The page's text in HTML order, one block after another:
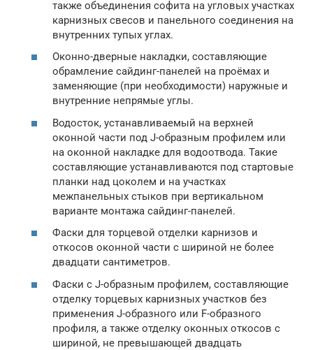
также объединения софита на угловых участках
карнизных свесов и панельного соединения на
внутренних тупых углах.
Оконно-дверные накладки, составляющие
обрамление сайдинг-панелей на проёмах и
заменяющие (при необходимости) наружные и
внутренние непрямые углы.
Водосток, устанавливаемый на верхней
оконной части под J-образным профилем или
на оконной накладке для водоотвода. Такие
составляющие устанавливаются под стартовые
планки над цоколем и на участках
межпанельных стыков при вертикальном
варианте монтажа сайдинг-панелей.
Фаски для торцевой отделки карнизов и
откосов оконной части с шириной не более
двадцати сантиметров.
Фаски с J-образным профилем, составляющие
отделку торцевых карнизных участков без
применения J-образного или F-образного
профиля, а также отделку оконных откосов с
шириной, не превышающей двадцать